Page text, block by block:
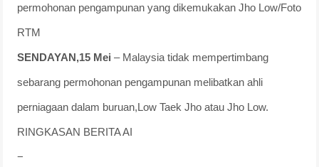
permohonan pengampunan yang dikemukakan Jho Low/Foto
RTM
SENDAYAN,15 Mei – Malaysia tidak mempertimbang
sebarang permohonan pengampunan melibatkan ahli
perniagaan dalam buruan,Low Taek Jho atau Jho Low.
RINGKASAN BERITA AI
−